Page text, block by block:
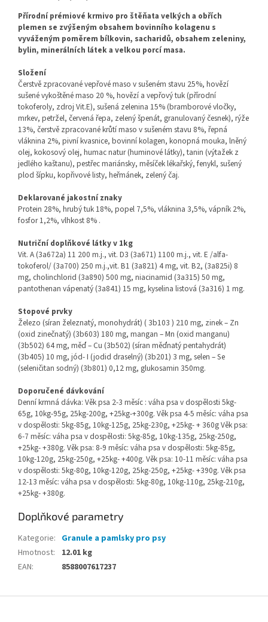
Přírodní prémiové krmivo pro štěňata velkých a obřích
plemen se zvýšeným obsahem bovinního kolagenu s
vyváženým poměrem bílkovin, sacharidů, obsahem zeleniny,
bylin, minerálních látek a velkou porcí masa.
Složení
Čerstvě zpracované vepřové maso v sušeném stavu 25%, hovězí
sušené vykoštěné maso 20 %, hovězí a vepřový tuk (přírodní
tokoferoly, zdroj Vit.E), sušená zelenina 15% (bramborové vločky,
mrkev, petržel, červená řepa, zelený špenát, granulovaný česnek), rýže
13%, čerstvě zpracované krůtí maso v sušeném stavu 8%, řepná
vláknina 2%, pivní kvasnice, bovinní kolagen, konopná mouka, lněný
olej, kokosový olej, humac natur (huminové látky), tanin (výtažek z
jedlého kaštanu), pestřec mariánsky, měsíček lékařský, fenykl, sušený
plod šípku, kopřivové listy, heřmánek, zelený čaj.
Deklarované jakostní znaky
Protein 28%, hrubý tuk 18%, popel 7,5%, vláknina 3,5%, vápník 2%,
fosfor 1,2%, vlhkost 8% .
Nutriční doplňkové látky v 1kg
Vit. A (3a672a) 11 200 m.j., vit. D3 (3a671) 1100 m.j., vit. E /alfa-
tokoferol/ (3a700) 250 m.j.,vit. B1 (3a821) 4 mg, vit. B2, (3a825i) 8
mg, cholinchlorid (3a890) 500 mg, niacinamid (3a315) 50 mg,
pantothenan vápenatý (3a841) 15 mg, kyselina listová (3a316) 1 mg.
Stopové prvky
Železo (síran železnatý, monohydrát) ( 3b103 ) 210 mg, zinek – Zn
(oxid zinečnatý) (3b603) 180 mg, mangan – Mn (oxid manganu)
(3b502) 64 mg, měď – Cu (3b502) (síran měďnatý pentahydrát)
(3b405) 10 mg, jód- I (jodid draselný) (3b201) 3 mg, selen – Se
(seleničitan sodný) (3b801) 0,12 mg, glukosamin 350mg.
Doporučené dávkování
Denní krmná dávka: Věk psa 2-3 měsíc : váha psa v dospělosti 5kg-
65g, 10kg-95g, 25kg-200g, +25kg-+300g. Věk psa 4-5 měsíc: váha psa
v dospělosti: 5kg-85g, 10kg-125g, 25kg-230g, +25kg- + 360g Věk psa:
6-7 měsíc: váha psa v dospělosti: 5kg-85g, 10kg-135g, 25kg-250g,
+25kg- +380g. Věk psa: 8-9 měsíc: váha psa v dospělosti: 5kg-85g,
10kg-120g, 25kg-250g, +25kg- +400g. Věk psa: 10-11 měsíc: váha psa
v dospělosti: 5kg-80g, 10kg-120g, 25kg-250g, +25kg- +390g. Věk psa
12-13 měsíc: váha psa v dospělosti: 5kg-80g, 10kg-110g, 25kg-210g,
+25kg- +380g.
Doplňkové parametry
Kategorie: Granule a pamlsky pro psy
Hmotnost:
12.01 kg
EAN: 8588007617237